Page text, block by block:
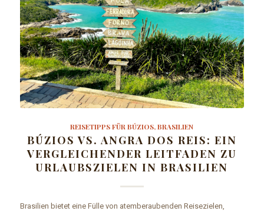
REISETIPPS FÜR BÚZIOS, BRASILIEN
BÚZIOS VS. ANGRA DOS REIS: EIN
VERGLEICHENDER LEITFADEN ZU
URLAUBSZIELEN IN BRASILIEN
Brasilien bietet eine Fülle von atemberaubenden Reisezielen,